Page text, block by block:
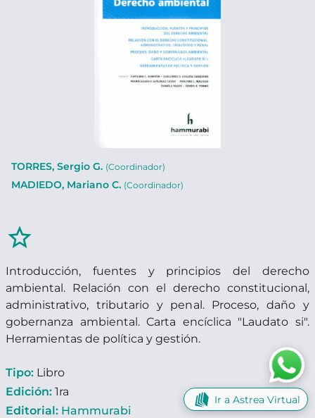
TORRES, Sergio G. (Coordinador)
MADIEDO, Mariano C. (Coordinador)
star_border
Introducción, fuentes y principios del derecho
ambiental. Relación con el derecho constitucional,
administrativo, tributario y penal. Proceso, daño y
gobernanza ambiental. Carta encíclica "Laudato si".
Herramientas de política y gestión.
Tipo: Libro
Edición: 1ra
Editorial: Hammurabi
Ir a Astrea Virtual